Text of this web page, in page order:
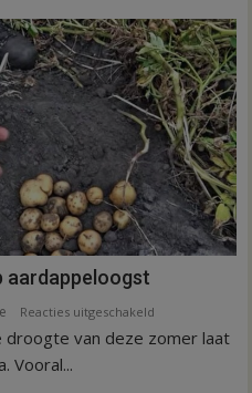
aardappeloogst
Reacties uitgeschakeld
VIDEO
droogte van deze zomer laat
Vooral...